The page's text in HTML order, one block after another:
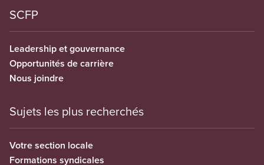
SCFP
Leadership et gouvernance
Opportunités de carrière
Nous joindre
Sujets les plus recherchés
Votre section locale
Formations syndicales